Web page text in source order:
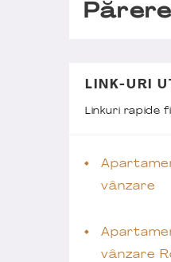
LINK-URI
Linkuri rapide
vânzare
vânzare